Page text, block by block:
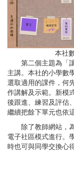
本社
第二個主題為「讓
主講。本社的小學數
選取適用的課件，何
作講解及示範。新模
後跟進、練習及評估
繼續把餘下單元也依
除了教師網站，為
電子社區模式進行。
時也可與同學交換心